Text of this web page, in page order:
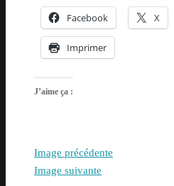
Facebook X
Imprimer
J’aime ça :
Image précédente
Image suivante